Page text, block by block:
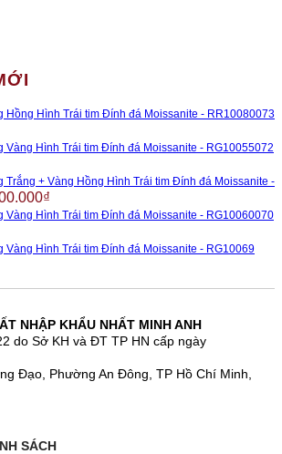
Hồng Hình Trái tim Đính đá Moissanite - RR10080073
Vàng Hình Trái tim Đính đá Moissanite - RG10055072
Trắng + Vàng Hồng Hình Trái tim Đính đá Moissanite -
₫
Vàng Hình Trái tim Đính đá Moissanite - RG10060070
Vàng Hình Trái tim Đính đá Moissanite - RG10069
NHẬP KHẨU NHẤT MINH ANH
do Sở KH và ĐT TP HN cấp ngày
Đạo, Phường An Đông, TP Hồ Chí Minh,
SÁCH